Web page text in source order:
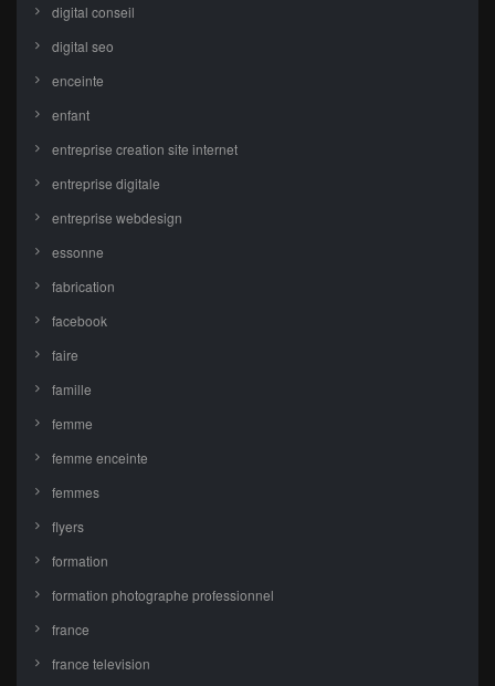
digital conseil
digital seo
enceinte
enfant
entreprise creation site internet
entreprise digitale
entreprise webdesign
essonne
fabrication
facebook
faire
famille
femme
femme enceinte
femmes
flyers
formation
formation photographe professionnel
france
france television